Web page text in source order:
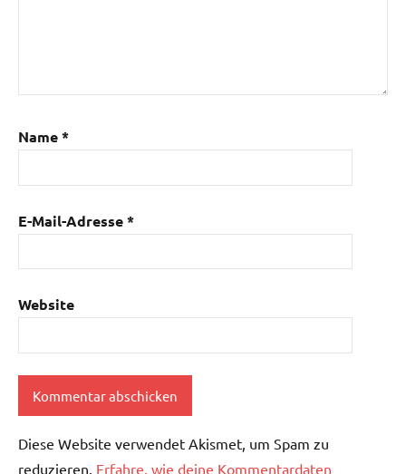
Name*
E-Mail-Adresse*
Website
Diese Website verwendet Akismet, um Spam zu
reduzieren. Erfahre, wie deine Kommentardaten